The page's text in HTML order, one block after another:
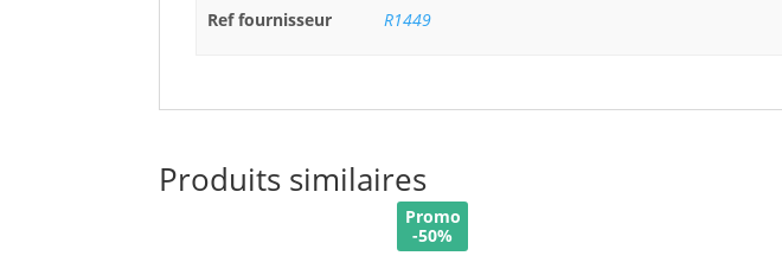
Ref fournisseur R1449
Produits similaires
Promo
-50%